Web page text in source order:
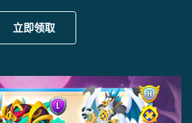
立即领取